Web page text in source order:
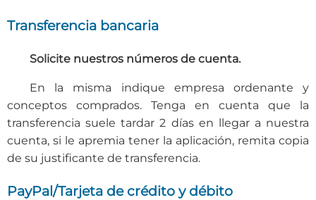
Transferencia bancaria
Solicite nuestros números de cuenta.
En la misma indique empresa ordenante y
conceptos comprados. Tenga en cuenta que la
transferencia suele tardar 2 días en llegar a nuestra
cuenta, si le apremia tener la aplicación, remita copia
de su justificante de transferencia.
PayPal/Tarjeta de crédito y débito